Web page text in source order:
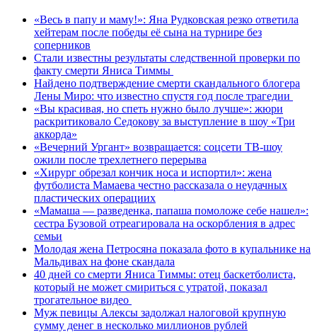
«Весь в папу и маму!»: Яна Рудковская резко ответила
хейтерам после победы её сына на турнире без
соперников
Стали известны результаты следственной проверки по
факту смерти Яниса Тиммы
Найдено подтверждение смерти скандального блогера
Лены Миро: что известно спустя год после трагедии
«Вы красивая, но спеть нужно было лучше»: жюри
раскритиковало Седокову за выступление в шоу «Три
аккорда»
«Вечерний Ургант» возвращается: соцсети ТВ-шоу
ожили после трехлетнего перерыва
«Хирург обрезал кончик носа и испортил»: жена
футболиста Мамаева честно рассказала о неудачных
пластических операциих
«Мамаша — разведенка, папаша помоложе себе нашел»:
сестра Бузовой отреагировала на оскорбления в адрес
семьи
Молодая жена Петросяна показала фото в купальнике на
Мальдивах на фоне скандала
40 дней со смерти Яниса Тиммы: отец баскетболиста,
который не может смириться с утратой, показал
трогательное видео
Муж певицы Алексы задолжал налоговой крупную
сумму денег в несколько миллионов рублей